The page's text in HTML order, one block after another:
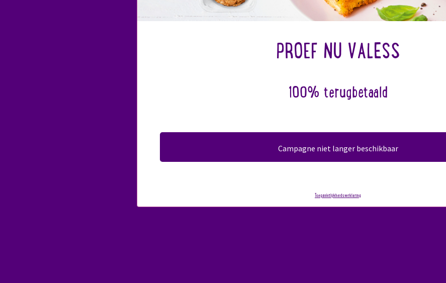
PROEF NU VALESS
100% terugbetaald
Campagne niet langer beschikbaar
Toegankelijkheidsverklaring